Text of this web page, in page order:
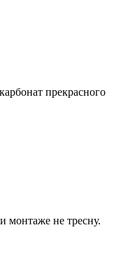
прекрасного
монтаже не тресну.